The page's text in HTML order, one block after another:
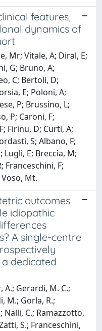
features,
dynamics of
Mr; Vitale, A; Diral, E;
G; Bruno, A;
C; Bertoli, D;
E; Poloni, A;
P; Brussino, L;
P; Caroni, F;
Firinu, D; Curti, A;
S; Albano, F;
Lugli, E; Breccia, M;
Franceschini, F;
Mt.
outcomes
idiopathic
A single-centre
dedicated
A.; Gerardi, M. C.;
M.; Gorla, R.;
Nalli, C.; Ramazzotto,
S.; Franceschini,